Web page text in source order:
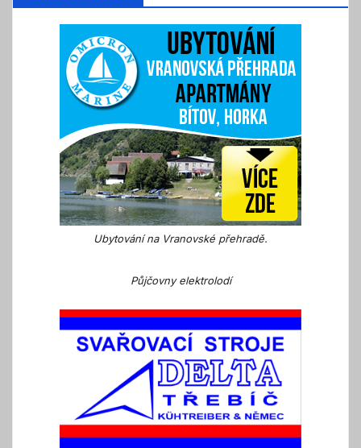
Ubytování na Vranovské přehradě.
Půjčovny elektrolodí